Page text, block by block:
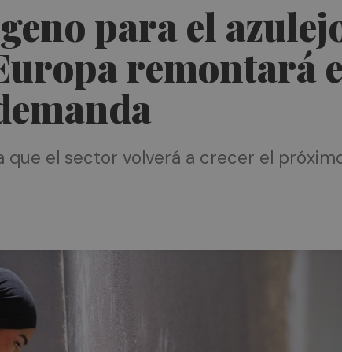
para el
remontará
el sector volverá a crecer el